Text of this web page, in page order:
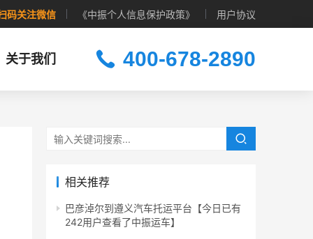
码关注微信 《中振个人信息保护政策》 用户协议
关于我们 400-678-2890
相关推荐
巴彦淖尔到遵义汽车托运平台【今日已有
242用户查看了中振运车】